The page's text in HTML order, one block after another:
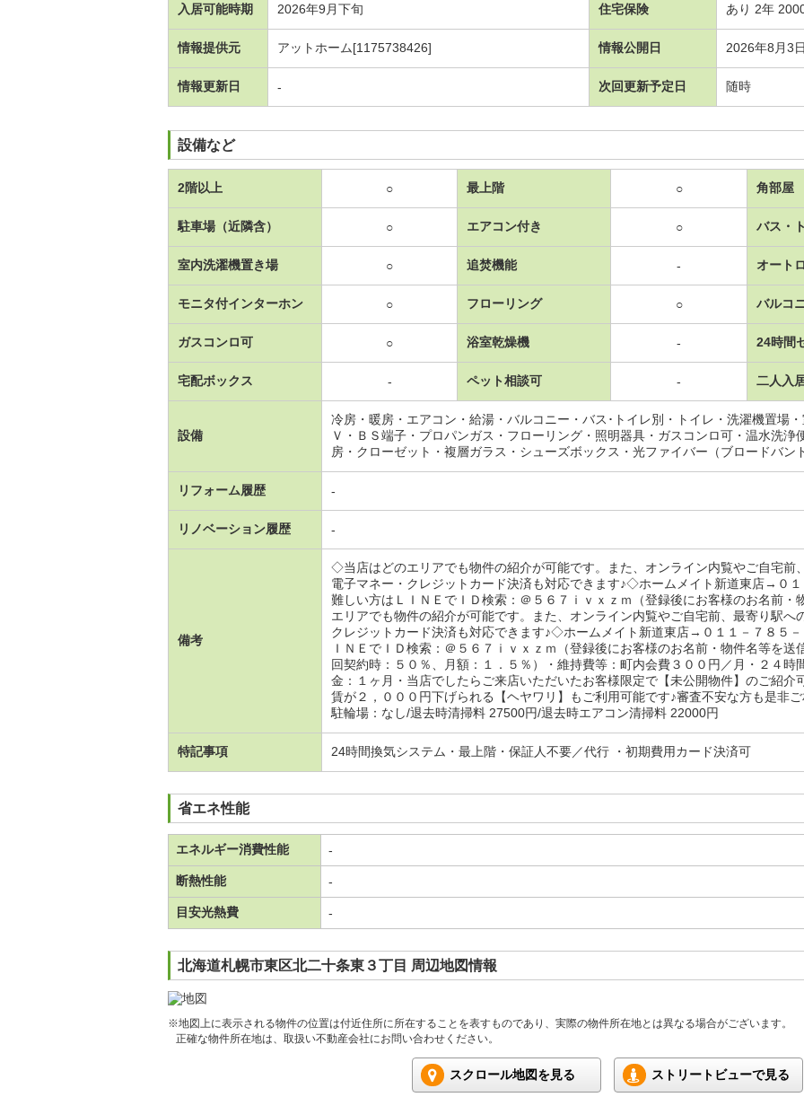
入居可能時期 2026年9月下旬 住宅保険 あり 2年
情報提供元 アットホーム[1175738426] 情報公開日 2026年8月3日
情報更新日 - 次回更新予定日 随時
設備など
2階以上 ○ 最上階 ○ 角部屋
駐車場（近隣含） ○ エアコン付き ○ バス・
室内洗濯機置き場 ○ 追焚機能 - オート
モニタ付インターホン ○ フローリング ○ バルコ
ガスコンロ可 ○ 浴室乾燥機 - 24時間
宅配ボックス - ペット相談可 - 二人入
設備
冷房・暖房・エアコン・給湯・バルコニー・バス･トイレ別・トイレ・洗濯機置場
Ｖ・ＢＳ端子・プロパンガス・フローリング・照明器具・ガスコンロ可・温水洗浄
房・クローゼット・複層ガラス・シューズボックス・光ファイバー（ブロードバン
リフォーム履歴 -
リノベーション履歴 -
備考
◇当店はどのエリアでも物件の紹介が可能です。また、オンライン内覧やご自宅前
電子マネー・クレジットカード決済も対応できます♪◇ホームメイト新道東店→０
難しい方はＬＩＮＥでＩＤ検索：＠５６７ｉｖｘｚｍ（登録後にお客様のお名前
エリアでも物件の紹介が可能です。また、オンライン内覧やご自宅前、最寄り駅へ
クレジットカード決済も対応できます♪◇ホームメイト新道東店→０１１－７８５
ＩＮＥでＩＤ検索：＠５６７ｉｖｘｚｍ（登録後にお客様のお名前・物件名等を
回契約時：５０％、月額：１．５％）・維持費等：町内会費３００円／月・２４時
金：１ヶ月・当店でしたらご来店いただいたお客様限定で【未公開物件】のご紹介
賃が２，０００円下げられる【ヘヤワリ】もご利用可能です♪審査不安な方も是非
駐輪場：なし/退去時清掃料 27500円/退去時エアコン清掃料 22000円
特記事項 24時間換気システム・最上階・保証人不要／代行 ・初期費用カード決済可
省エネ性能
エネルギー消費性能 -
断熱性能 -
目安光熱費 -
北海道札幌市東区北二十条東３丁目 周辺地図情報
※地図上に表示される物件の位置は付近住所に所在することを表すものであり、実際の物件所在地とは異なる場合がございます。
正確な物件所在地は、取扱い不動産会社にお問い合わせください。
スクロール地図を見る ストリートビューで見る